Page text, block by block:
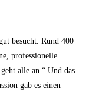
besucht. Rund 400
professionelle
alle an.“ Und das
gab es einen